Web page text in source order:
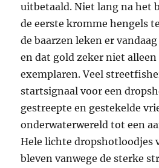
uitbetaald. Niet lang na het
de eerste kromme hengels
de baarzen leken er
en dat gold zeker niet
exemplaren. Veel
startsignaal voor een
gestreepte en gestekelde
onderwaterwereld tot een
Hele lichte dropshotloodjes
bleven vanwege de sterke